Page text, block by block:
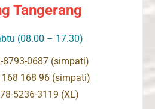
Tangerang
(08.00 – 17.30)
8793-0687 (simpati)
168 168 96 (simpati)
5236-3119 (XL)